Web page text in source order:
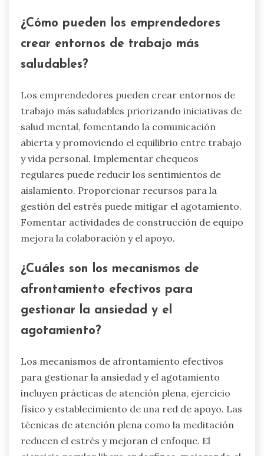
sentimientos de aislamiento en los viajes
emprendedores. Involucrarse con pares
fomenta un sentido de pertenencia y experiencia
ansiedad y el agotamiento al proporcionar
aliento y consejos prácticos. Los estudios
muestran que las personas con redes de pares
sólidas reportan mayor resiliencia y niveles de
estrés más bajos. Además, el apoyo de pares
puede crear responsabilidad, motivando a los
emprendedores a perseguir sus metas a pesar
de los desafíos.
¿Cómo pueden los emprendedores
saludables?
Los emprendedores pueden crear entornos de
trabajo más saludables priorizando iniciativas de
salud mental, fomentando la comunicación
regulares puede reducir los sentimientos de
aislamiento. Proporcionar recursos para la
gestión del estrés puede mitigar el agotamiento.
Fomentar actividades de construcción de equipo
mejora la colaboración y el apoyo.